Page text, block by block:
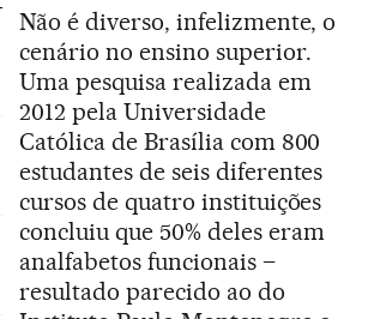
Não é diverso, infelizmente, o
cenário no ensino superior.
Uma pesquisa realizada em
2012 pela Universidade
Católica de Brasília com 800
estudantes de seis diferentes
cursos de quatro instituições
concluiu que 50% deles eram
analfabetos funcionais –
resultado parecido ao do